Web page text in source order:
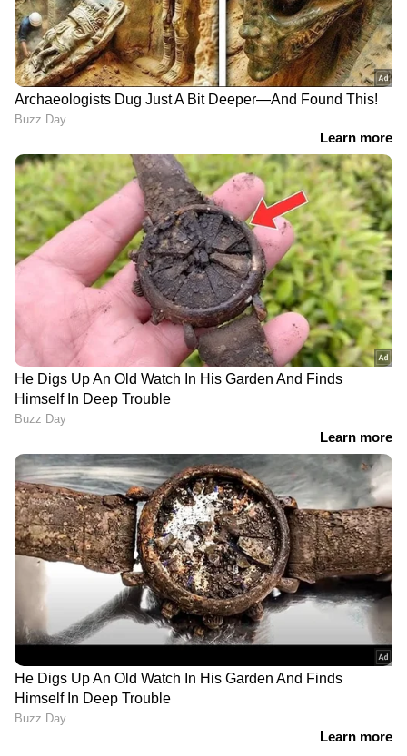
06/06/2026: തിരുവനന്തപുരം, കൊല്ലം,
പത്തനംതിട്ട, ആലപ്പുഴ, കോട്ടയം, ഇടുക്കി,
എറണാകുളം, തൃശൂർ, പാലക്കാട്, മലപ്പുറം,
കോഴിക്കോട്, വയനാട് എന്നീ ജില്ലകളിൽ കേന്ദ്ര
കാലാവസ്ഥ വകുപ്പ് യെല്ലോ അലർട്ട്
പ്രഖ്യാപിച്ചിരിക്കുന്നു. ഒറ്റപ്പെട്ട ശക്തമായ
മഴയ്ക്കുള്ള സാധ്യതയാണ്
പ്രവചിക്കപ്പെട്ടിരിക്കുന്നത്. 24 മണിക്കൂറിൽ 64.5
മില്ലി മീറ്റർ മുതൽ 115.5 മില്ലിമീറ്റർ വരെ മഴ
ലഭിക്കുന്ന സാഹചര്യത്തെയാണ് ശക്തമായ മഴ
എന്നത് കൊണ്ട് കേന്ദ്ര കാലാവസ്ഥ വകുപ്പ്
അർത്ഥമാക്കുന്നത്. ഇടിമിന്നലോട് കൂടിയ
മഴയാണ് പ്രതീക്ഷിക്കുന്നത്.